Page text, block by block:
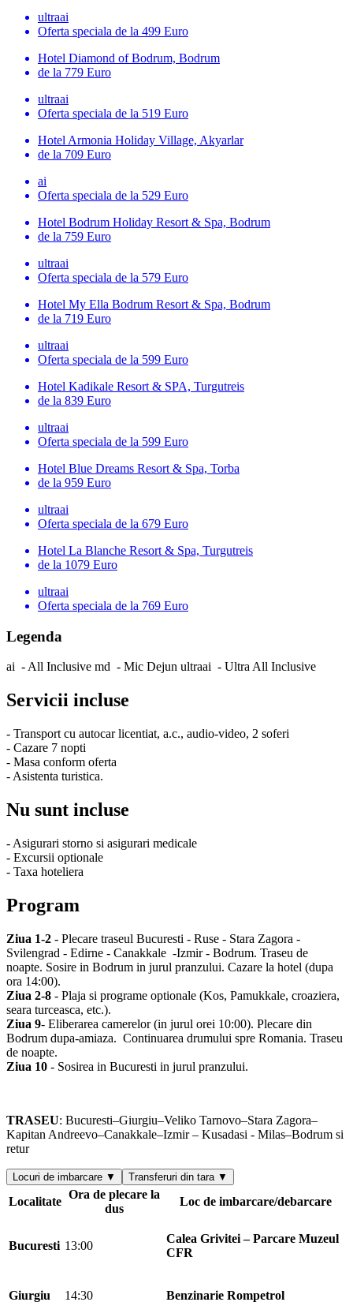
ultraai
Oferta speciala de la 499 Euro
Hotel Diamond of Bodrum, Bodrum
de la 779 Euro
ultraai
Oferta speciala de la 519 Euro
Hotel Armonia Holiday Village, Akyarlar
de la 709 Euro
ai
Oferta speciala de la 529 Euro
Hotel Bodrum Holiday Resort & Spa, Bodrum
de la 759 Euro
ultraai
Oferta speciala de la 579 Euro
Hotel My Ella Bodrum Resort & Spa, Bodrum
de la 719 Euro
ultraai
Oferta speciala de la 599 Euro
Hotel Kadikale Resort & SPA, Turgutreis
de la 839 Euro
ultraai
Oferta speciala de la 599 Euro
Hotel Blue Dreams Resort & Spa, Torba
de la 959 Euro
ultraai
Oferta speciala de la 679 Euro
Hotel La Blanche Resort & Spa, Turgutreis
de la 1079 Euro
ultraai
Oferta speciala de la 769 Euro
Legenda
ai - All Inclusive md - Mic Dejun ultraai - Ultra All Inclusive
Servicii incluse
- Transport cu autocar licentiat, a.c., audio-video, 2 soferi
- Cazare 7 nopti
- Masa conform oferta
- Asistenta turistica.
Nu sunt incluse
- Asigurari storno si asigurari medicale
- Excursii optionale
- Taxa hoteliera
Program
Ziua 1-2 - Plecare traseul Bucuresti - Ruse - Stara Zagora -
Svilengrad - Edirne - Canakkale -Izmir - Bodrum. Traseu de
noapte. Sosire in Bodrum in jurul pranzului. Cazare la hotel (dupa
ora 14:00).
Ziua 2-8 - Plaja si programe optionale (Kos, Pamukkale, croaziera,
seara turceasca, etc.).
Ziua 9- Eliberarea camerelor (in jurul orei 10:00). Plecare din
Bodrum dupa-amiaza. Continuarea drumului spre Romania. Traseu
de noapte.
Ziua 10 - Sosirea in Bucuresti in jurul pranzului.
TRASEU: Bucuresti–Giurgiu–Veliko Tarnovo–Stara Zagora–
Kapitan Andreevo–Canakkale–Izmir – Kusadasi - Milas–Bodrum si
retur
Locuri de imbarcare ▼ Transferuri din tara ▼
Localitate
Ora de plecare la
dus
Loc de imbarcare/debarcare
Bucuresti 13:00
Calea Grivitei – Parcare Muzeul
CFR
Giurgiu 14:30 Benzinarie Rompetrol